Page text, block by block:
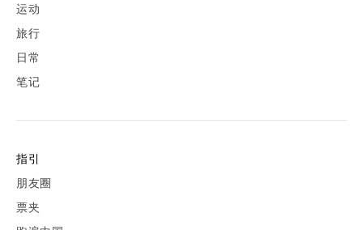
运动
旅行
日常
笔记
指引
朋友圈
票夹